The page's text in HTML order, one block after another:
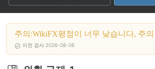
5
6
7
6
7
8
7
8
9
주의:WikiFX평점이 너무 낮습니다, 주
이전 검사 2026-08-06